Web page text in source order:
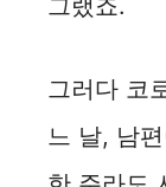
그랬죠.
그러다 코
느 날, 남